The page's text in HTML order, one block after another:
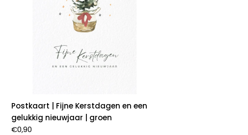
Postkaart | Fijne Kerstdagen en een
gelukkig nieuwjaar | groen
€0,90